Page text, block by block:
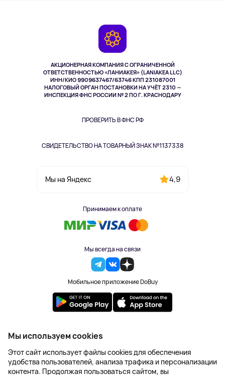
АКЦИОНЕРНАЯ КОМПАНИЯ С ОГРАНИЧЕННОЙ
ОТВЕТСТВЕННОСТЬЮ «ЛАНИАКЕЯ» (LANIAKEA LLC)
ИНН/КИО 9909637467/63746 КПП 231087001
НАЛОГОВЫЙ ОРГАН ПОСТАНОВКИ НА УЧЁТ 2310 —
ИНСПЕКЦИЯ ФНС РОССИИ № 2 ПО Г. КРАСНОДАРУ
ПРОВЕРИТЬ В ФНС РФ
СВИДЕТЕЛЬСТВО НА ТОВАРНЫЙ ЗНАК №1137338
Мы на Яндекс 4,9
Принимаем к оплате
Мы всегда на связи
Мобильное приложение DoBuy
Здоровье питомцев
Одежда и аксессуары
2023-2026 © DoBuy. Все права защищены
Правила обработки персональных данных
Пользовательское соглашение
Оферта
Создание сайта – NetLab
Мы используем cookies
Этот сайт использует файлы cookies для обеспечения
удобства пользователей, анализа трафика и персонализации
контента. Продолжая пользоваться сайтом, вы